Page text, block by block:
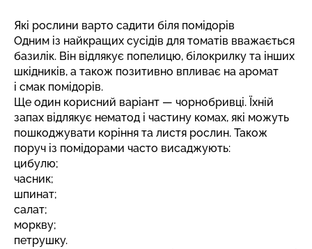
Які рослини варто садити біля помідорів
Одним із найкращих сусідів для томатів вважається
базилік. Він відлякує попелицю, білокрилку та інших
шкідників, а також позитивно впливає на аромат
і смак помідорів.
Ще один корисний варіант — чорнобривці. Їхній
запах відлякує нематод і частину комах, які можуть
пошкоджувати коріння та листя рослин. Також
поруч із помідорами часто висаджують:
цибулю;
часник;
шпинат;
салат;
моркву;
петрушку.